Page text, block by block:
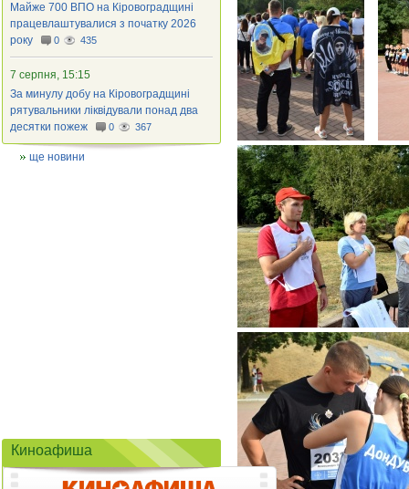
Майже 700 ВПО на Кіровоградщині
працевлаштувалися з початку 2026
року
0 435
7 серпня, 15:15
За минулу добу на Кіровоградщині
рятувальники ліквідували понад два
десятки пожеж
0 367
ще новини
Киноафиша